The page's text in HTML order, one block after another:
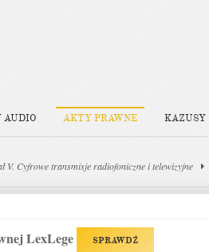
AUDIO AKTY PRAWNE KAZUSY
V. Cyfrowe transmisje radiofoniczne i telewizyjne
LexLege SPRAWDŹ